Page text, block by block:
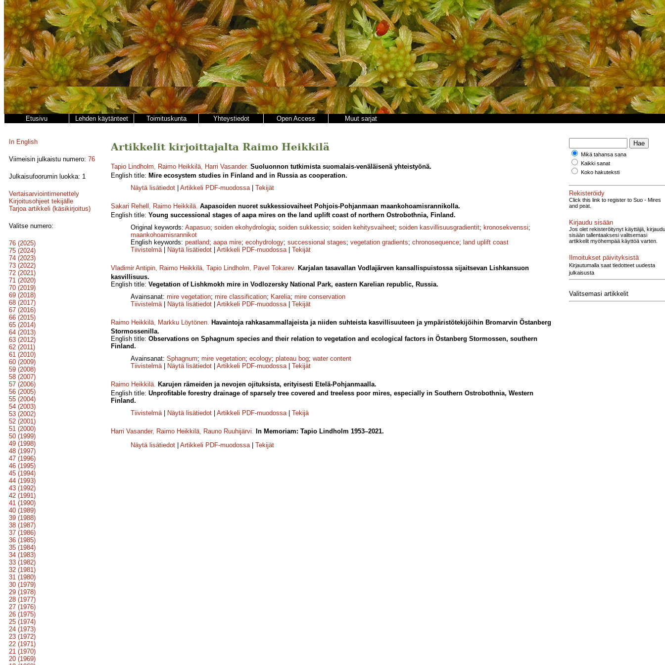
Etusivu Lehden käytänteet Toimituskunta Yhteystiedot Open Access Muut sarjat
In English
Viimeisin julkaistu numero: 76
Julkaisufoorumin luokka: 1
Vertaisarviointimenettely
Kirjoitusohjeet tekijälle
Tarjoa artikkeli (käsikirjoitus)
Valitse numero:
76 (2025)
75 (2024)
74 (2023)
73 (2022)
72 (2021)
71 (2020)
70 (2019)
69 (2018)
68 (2017)
67 (2016)
66 (2015)
65 (2014)
64 (2013)
63 (2012)
62 (2011)
61 (2010)
60 (2009)
59 (2008)
58 (2007)
57 (2006)
56 (2005)
55 (2004)
54 (2003)
53 (2002)
52 (2001)
51 (2000)
50 (1999)
49 (1998)
48 (1997)
47 (1996)
46 (1995)
45 (1994)
44 (1993)
43 (1992)
42 (1991)
41 (1990)
40 (1989)
39 (1988)
38 (1987)
37 (1986)
36 (1985)
35 (1984)
34 (1983)
33 (1982)
32 (1981)
31 (1980)
30 (1979)
29 (1978)
28 (1977)
27 (1976)
26 (1975)
25 (1974)
24 (1973)
23 (1972)
22 (1971)
21 (1970)
20 (1969)
Artikkelit kirjoittajalta Raimo Heikkilä
Tapio Lindholm, Raimo Heikkilä, Harri Vasander. Suoluonnon tutkimista suomalais-venäläisenä yhteistyönä.
English title: Mire ecosystem studies in Finland and in Russia as cooperation.
Näytä lisätiedot
Artikkeli PDF-muodossa| Tekijät
Sakari Rehell , Raimo Heikkilä. Aapasoiden nuoret sukkessiovaiheet Pohjois-Pohjanmaan maankohoamisrannikolla.
English title: Young successional stages of aapa mires on the land uplift coast of northern Ostrobothnia, Finland.
Original keywords: Aapasuo; soiden ekohydrologia; soiden sukkessio; soiden kehitysvaiheet; soiden kasvillisuusgradientit; kronosekvenssi;
maankohoamisrannikot
English keywords: peatland; aapa mire; ecohydrology; successional stages; vegetation gradients; chronosequence; land uplift coast
Tiivistelmä| Näytä lisätiedot Artikkeli PDF-muodossa| Tekijät
Vladimir Antipin, Raimo Heikkilä, Tapio Lindholm, Pavel Tokarev. Karjalan tasavallan Vodlajärven kansallispuistossa sijaitsevan Lishkansuon
kasvillisuus.
English title: Vegetation of Lishkmokh mire in Vodlozersky National Park, eastern Karelian republic, Russia.
Avainsanat: mire vegetation; mire classification; Karelia; mire conservation
Tiivistelmä| Näytä lisätiedot Artikkeli PDF-muodossa| Tekijät
Raimo Heikkilä, Markku Löytönen. Havaintoja rahkasammallajeista ja niiden suhteista kasvillisuuteen ja ympäristötekijöihin Bromarvin Östanberg
Stormossenilla.
English title: Observations on Sphagnum species and their rela­tion to vegetation and ecological factors in Östanberg Stormossen, southern
Finland.
Avainsanat: Sphagnum; mire vegetation; ecology; plateau bog; water content
Tiivistelmä| Näytä lisätiedot Artikkeli PDF-muodossa| Tekijät
Raimo Heikkilä. Karujen rämeiden ja nevojen ojituksista, erityisesti Etelä-Pohjanmaalla.
English title: Unprofitable forestry drainage of sparsely tree covered and treeless poor mires, especially in Southern Ostrobothnia, Western
Finland.
Tiivistelmä| Näytä lisätiedot Artikkeli PDF-muodossa| Tekijä
Harri Vasander, Raimo Heikkilä, Rauno Ruuhijärvi. In Memoriam: Tapio Lindholm 1953–2021.
Näytä lisätiedot
Artikkeli PDF-muodossa| Tekijät
Mikä tahansa sana
Kaikki sanat
Koko hakuteksti
Rekisteröidy
Click this link to register to Suo - Mires
and peat.
Kirjaudu sisään
Jos olet rekisteröitynyt käyttäjä, kirjaudu
sisään tallentaaksesi valitsemasi
artikkelit myöhempää käyttöä varten.
Ilmoitukset päivityksistä
Kirjautumalla saat tiedotteet uudesta
julkaisusta
Valitsemasi artikkelit